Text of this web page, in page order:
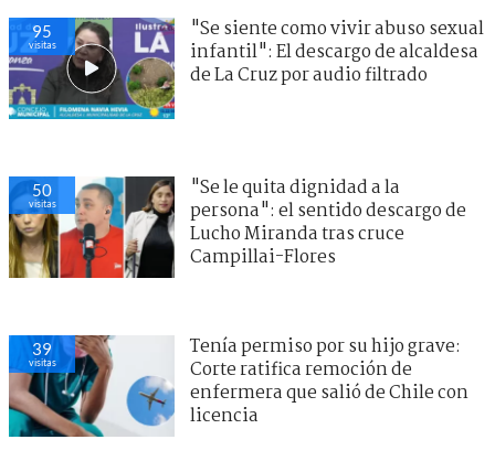
95
visitas
"Se siente como vivir abuso sexual
infantil": El descargo de alcaldesa
de La Cruz por audio filtrado
50
visitas
"Se le quita dignidad a la
persona": el sentido descargo de
Lucho Miranda tras cruce
Campillai-Flores
39
visitas
Tenía permiso por su hijo grave:
Corte ratifica remoción de
enfermera que salió de Chile con
licencia